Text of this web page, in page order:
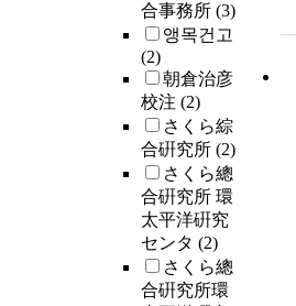
合事務所 (3)
앵목건고
(2)
朝倉治彦
校注 (2)
さくら綜
合硏究所 (2)
さくら總
合硏究所 環
太平洋硏究
センタ (2)
さくら總
合硏究所環